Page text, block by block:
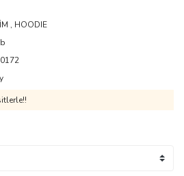
, HOODIE